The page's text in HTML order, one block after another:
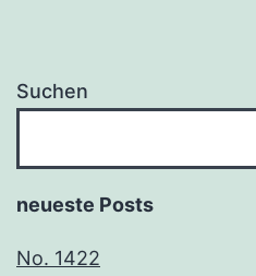
Suchen
neueste Posts
No. 1422